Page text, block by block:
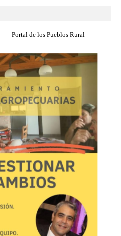
Portal de los Pueblos Rural